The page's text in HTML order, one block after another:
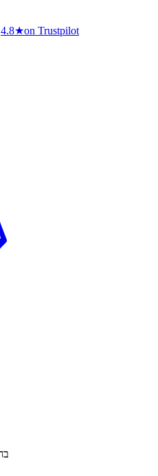
4.8★on Trustpilot